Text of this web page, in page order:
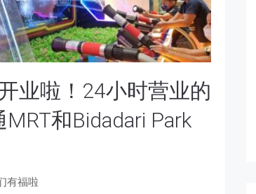
业啦！24小时营业的
和Bidadari Park
有福啦